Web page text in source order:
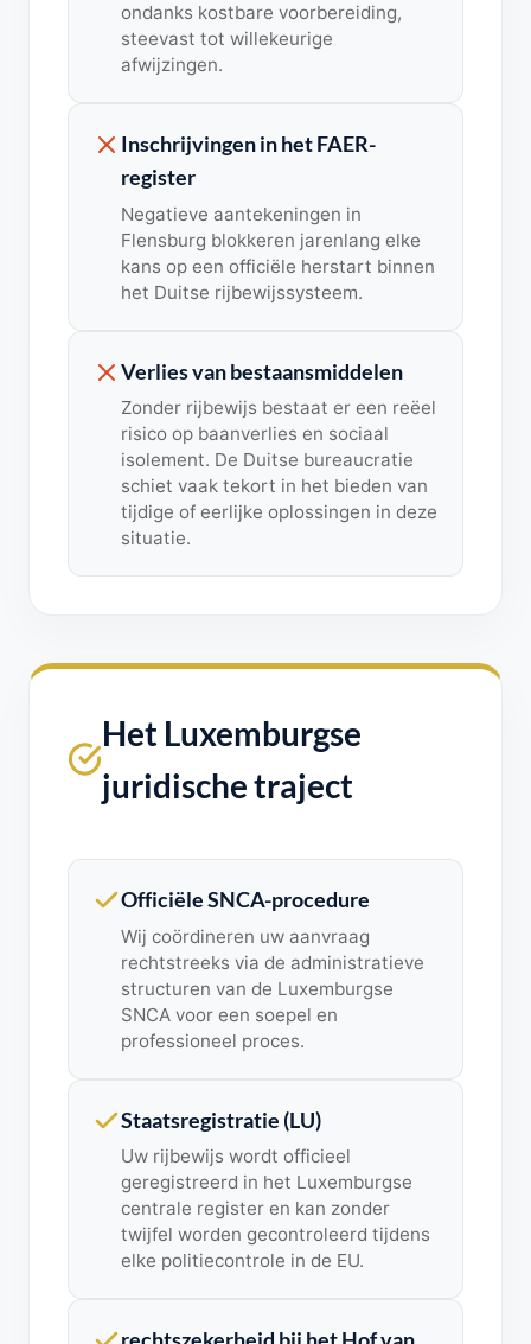
ondanks kostbare voorbereiding,
steevast tot willekeurige
afwijzingen.
Inschrijvingen in het FAER-
register
Negatieve aantekeningen in
Flensburg blokkeren jarenlang elke
kans op een officiële herstart binnen
het Duitse rijbewijssysteem.
Verlies van bestaansmiddelen
Zonder rijbewijs bestaat er een reëel
risico op baanverlies en sociaal
isolement. De Duitse bureaucratie
schiet vaak tekort in het bieden van
tijdige of eerlijke oplossingen in deze
situatie.
Het Luxemburgse
juridische traject
Officiële SNCA-procedure
Wij coördineren uw aanvraag
rechtstreeks via de administratieve
structuren van de Luxemburgse
SNCA voor een soepel en
professioneel proces.
Staatsregistratie (LU)
Uw rijbewijs wordt officieel
geregistreerd in het Luxemburgse
centrale register en kan zonder
twijfel worden gecontroleerd tijdens
elke politiecontrole in de EU.